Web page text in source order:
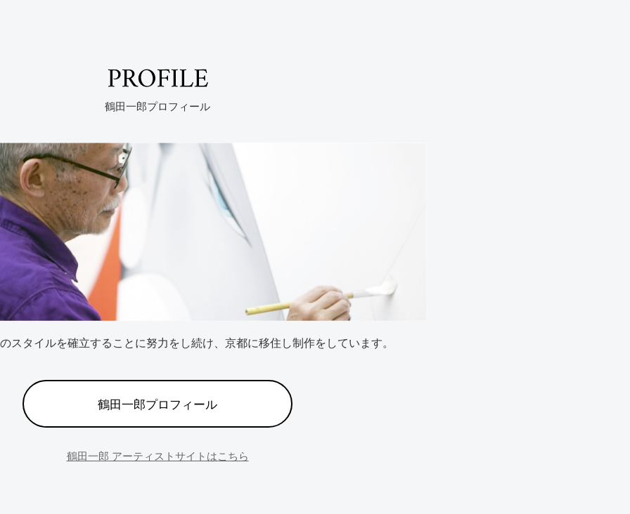
PROFILE
鶴田一郎プロフィール
スタイルを確立することに努力をし続け、京都に移住し制作をしています。
鶴田一郎プロフィール
鶴田一郎 アーティストサイトはこちら